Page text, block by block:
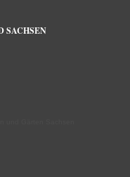
SACHSEN